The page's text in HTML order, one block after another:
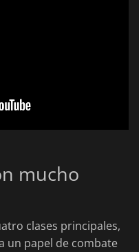
mucho
clases principales,
un papel de combate